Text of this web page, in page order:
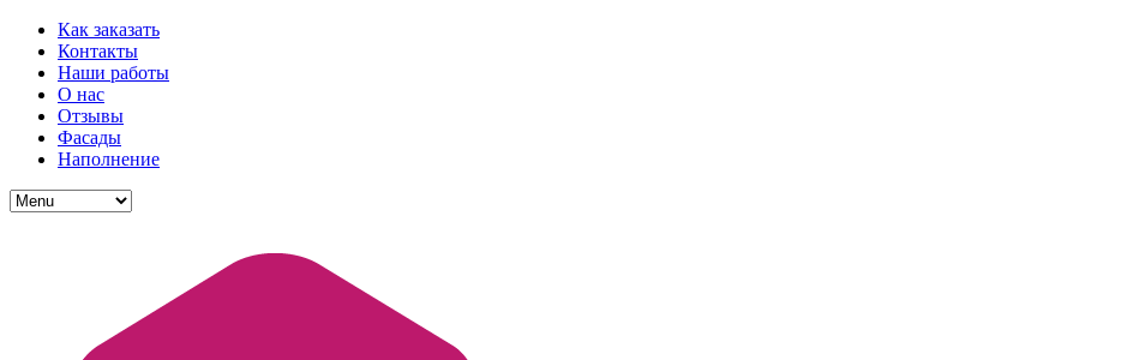
Как заказать
Контакты
Наши работы
О нас
Отзывы
Фасады
Наполнение